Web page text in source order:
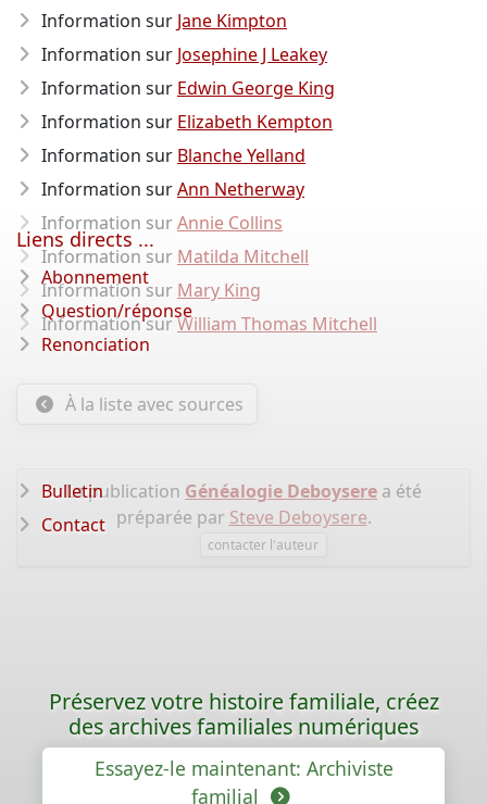
Information sur Jane Kimpton
Information sur Josephine J Leakey
Information sur Edwin George King
Information sur Elizabeth Kempton
Information sur Blanche Yelland
Information surAnn Netherway
Information surAnnie Collins
Information sur Matilda Mitchell
Information sur Mary King
Information surWilliam Thomas Mitchell
À la liste avec sources
La publication Généalogie Deboysere a été
préparée par Steve Deboysere.
contacter l'auteur
Liens directs ...
Abonnement
Question/réponse
Renonciation
Bulletin
Contact
Préservez votre histoire familiale, créez
des archives familiales numériques
Essayez-le maintenant: Archiviste
familial